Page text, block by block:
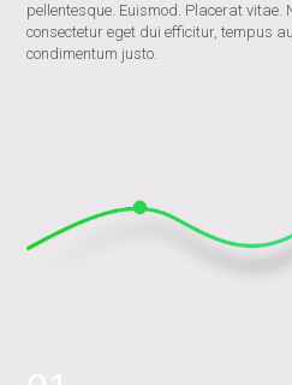
pellentesque. Euismod. Placerat vitae.
consectetur eget dui efficitur, tempus
condimentum justo.